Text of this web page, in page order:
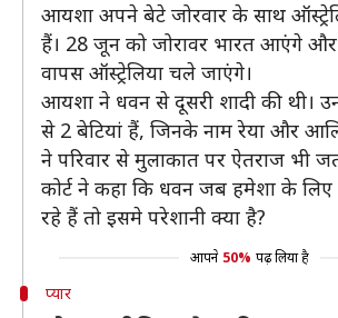
आयशा अपने बेटे जोरवार के साथ
हैं। 28 जून को जोरावर भारत आएंगे
वापस ऑस्ट्रेलिया चले जाएंगे।
आयशा ने धवन से दूसरी शादी की थी।
से 2 बेटियां हैं, जिनके नाम रेया और
ने परिवार से मुलाकात पर ऐतराज भी
कोर्ट ने कहा कि धवन जब हमेशा के लिए
रहे हैं तो इसमे परेशानी क्या है?
आपने 50% पढ़ लिया है
प्यार